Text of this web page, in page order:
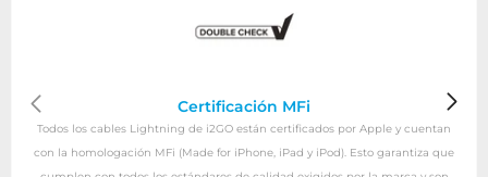
Certificación MFi
Todos los cables Lightning de i2GO están certificados por Apple y cuentan
con la homologación MFi (Made for iPhone, iPad y iPod). Esto garantiza que